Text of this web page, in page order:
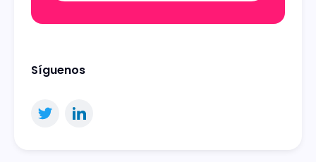
Síguenos